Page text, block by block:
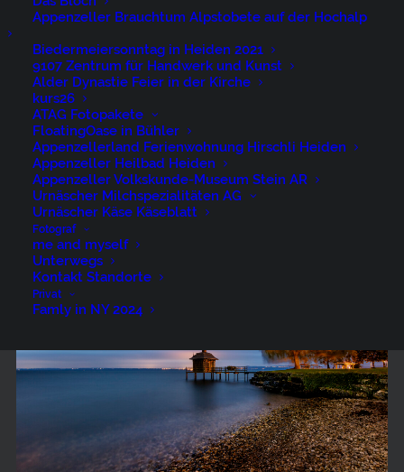
Appenzeller Brauchtum Alpstobete auf der Hochalp
Biedermeiersonntag in Heiden 2021
9107 Zentrum für Handwerk und Kunst
Alder Dynastie Feier in der Kirche
kurs26
ATAG Fotopakete
FloatingOase in Bühler
Appenzellerland Ferienwohnung Hirschli Heiden
Appenzeller Heilbad Heiden
Appenzeller Volkskunde-Museum Stein AR
Urnäscher Milchspezialitäten AG
Urnäscher Käse Käseblatt
Fotograf
me and myself
Unterwegs
Kontakt Standorte
Privat
Famly in NY 2024
Lac de Neuchâtel 16-10-10-1898